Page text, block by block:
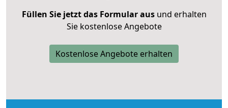
Füllen Sie jetzt das Formular ausund erhalten
Sie kostenlose Angebote
Kostenlose Angebote erhalten